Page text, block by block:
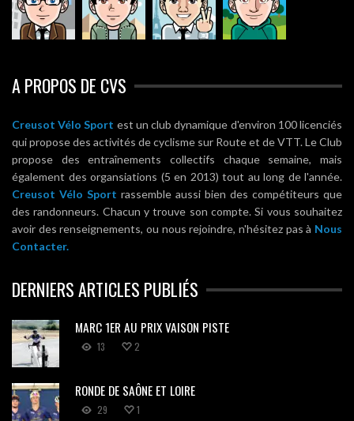
A PROPOS DE CVS
Creusot Vélo Sport est un club dynamique d'environ 100 licenciés
qui propose des activités de cyclisme sur Route et de VTT. Le Club
propose des entraînements collectifs chaque semaine, mais
également des organsiations (5 en 2013) tout au long de l'année.
Creusot Vélo Sport rassemble aussi bien des compétiteurs que
des randonneurs. Chacun y trouve son compte. Si vous souhaitez
avoir des renseignements, ou nous rejoindre, n'hésitez pas à Nous
Contacter.
DERNIERS ARTICLES PUBLIÉS
MARC 1ER AU PRIX VAISON PISTE
13 2
RONDE DE SAÔNE ET LOIRE
29 1